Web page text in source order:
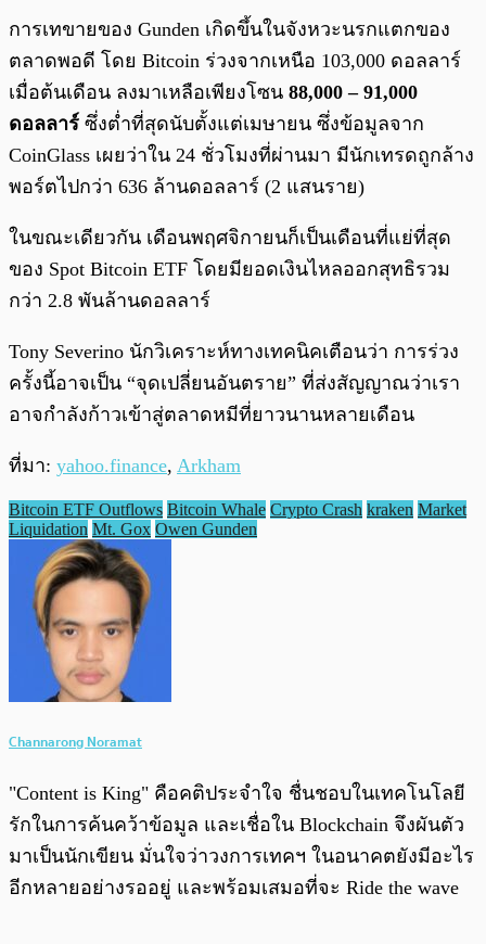
การเทขายของ Gunden เกิดขึ้นในจังหวะนรกแตกของ
ตลาดพอดี โดย Bitcoin ร่วงจากเหนือ 103,000 ดอลลาร์
เมื่อต้นเดือน ลงมาเหลือเพียงโซน 88,000 – 91,000
ดอลลาร์ ซึ่งต่ำที่สุดนับตั้งแต่เมษายน ซึ่งข้อมูลจาก
CoinGlass เผยว่าใน 24 ชั่วโมงที่ผ่านมา มีนักเทรดถูกล้าง
พอร์ตไปกว่า 636 ล้านดอลลาร์ (2 แสนราย)
ในขณะเดียวกัน เดือนพฤศจิกายนก็เป็นเดือนที่แย่ที่สุด
ของ Spot Bitcoin ETF โดยมียอดเงินไหลออกสุทธิรวม
กว่า 2.8 พันล้านดอลลาร์
Tony Severino นักวิเคราะห์ทางเทคนิคเตือนว่า การร่วง
ครั้งนี้อาจเป็น “จุดเปลี่ยนอันตราย” ที่ส่งสัญญาณว่าเรา
อาจกำลังก้าวเข้าสู่ตลาดหมีที่ยาวนานหลายเดือน
ที่มา: yahoo.finance, Arkham
Bitcoin ETF Outflows Bitcoin Whale Crypto Crash kraken Market
Liquidation Mt. Gox Owen Gunden
Channarong Noramat
"Content is King" คือคติประจำใจ ชื่นชอบในเทคโนโลยี
รักในการค้นคว้าข้อมูล และเชื่อใน Blockchain จึงผันตัว
มาเป็นนักเขียน มั่นใจว่าวงการเทคฯ ในอนาคตยังมีอะไร
อีกหลายอย่างรออยู่ และพร้อมเสมอที่จะ Ride the wave